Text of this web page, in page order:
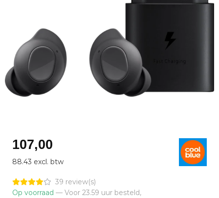
107,00
88.43 excl. btw
39 review(s)
Op voorraad — Voor 23.59 uur besteld,